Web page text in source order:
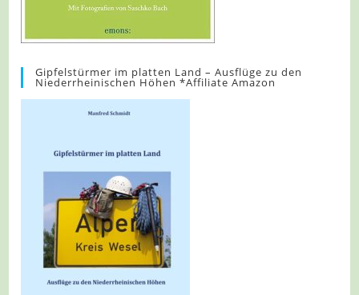
Gipfelstürmer im platten Land – Ausflüge zu den
Niederrheinischen Höhen *Affiliate Amazon